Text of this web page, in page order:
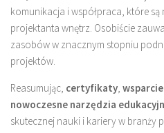
komunikacja i współpraca, które
projektanta wnętrz. Osobiście
zasobów w znacznym stopniu
projektów.
Reasumując, certyfikaty,
nowoczesne narzędzia
skutecznej nauki i kariery w branży